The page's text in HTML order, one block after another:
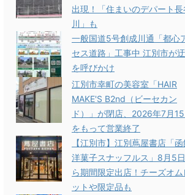
出現！「住まいのデパート長
川」も
一般国道5号創成川通「都心
セス道路」工事中 江別市が
を呼びかけ
江別市幸町の美容室「HAIR
MAKE'S B2nd（ビーセカン
ド）」が閉店、2026年7月15
をもって営業終了
【江別市】江別蔦屋書店「
洋菓子スナッフルス」8月5
ら期間限定出店！チーズオム
ットや限定品も